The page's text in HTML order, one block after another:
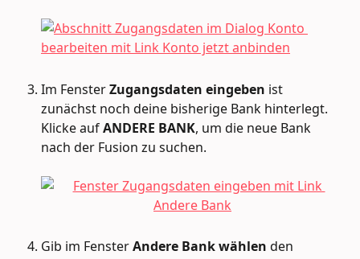
Im Fenster Zugangsdaten eingeben ist
zunächst noch deine bisherige Bank hinterlegt.
Klicke auf ANDERE BANK, um die neue Bank
nach der Fusion zu suchen.
Gib im Fenster Andere Bank wählen den